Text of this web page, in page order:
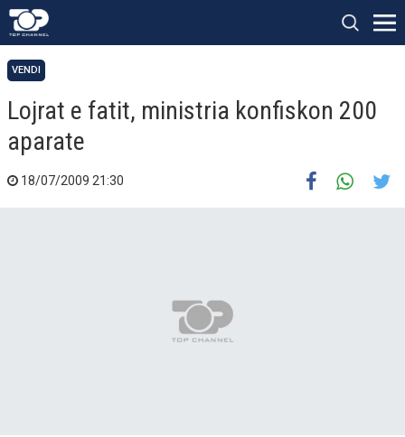
VENDI
Lojrat e fatit, ministria konfiskon 200
aparate
18/07/2009 21:30